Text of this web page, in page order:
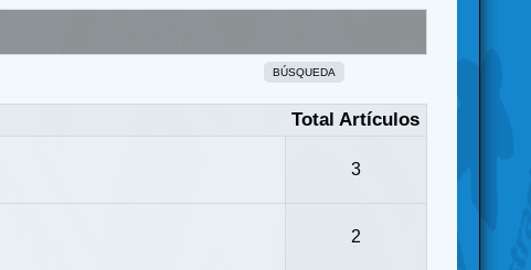
BÚSQUEDA
Total Artículos
3
2